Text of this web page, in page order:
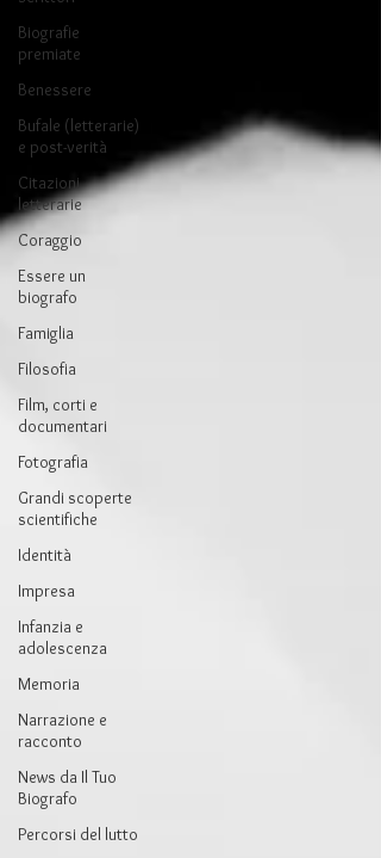
Biografie
premiate
Benessere
Bufale (letterarie)
e post-verità
Citazioni
letterarie
Coraggio
Essere un
biografo
Famiglia
Filosofia
Film, corti e
documentari
Fotografia
Grandi scoperte
scientifiche
Identità
Impresa
Infanzia e
adolescenza
Memoria
Narrazione e
racconto
News da Il Tuo
Biografo
Percorsi del lutto